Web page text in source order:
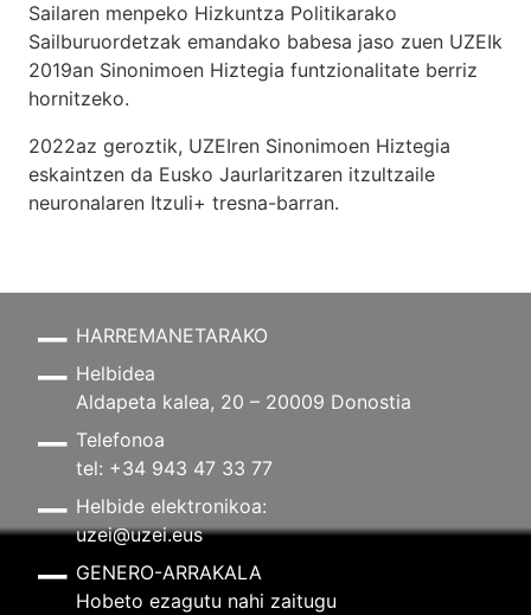
Sailaren menpeko Hizkuntza Politikarako
Sailburuordetzak emandako babesa jaso zuen UZEIk
2019an Sinonimoen Hiztegia funtzionalitate berriz
hornitzeko.
2022az geroztik, UZEIren Sinonimoen Hiztegia
eskaintzen da Eusko Jaurlaritzaren itzultzaile
neuronalaren Itzuli+ tresna-barran.
HARREMANETARAKO
Helbidea
Aldapeta kalea, 20 – 20009 Donostia
Telefonoa
tel: +34 943 47 33 77
Helbide elektronikoa:
uzei@uzei.eus
GENERO-ARRAKALA
Hobeto ezagutu nahi zaitugu